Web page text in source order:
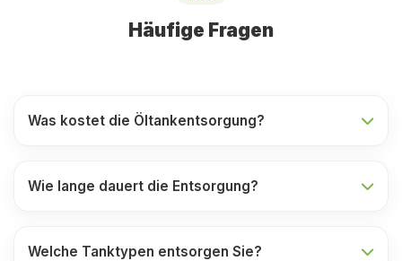
Häufige Fragen
Was kostet die Öltankentsorgung?
Wie lange dauert die Entsorgung?
Welche Tanktypen entsorgen Sie?